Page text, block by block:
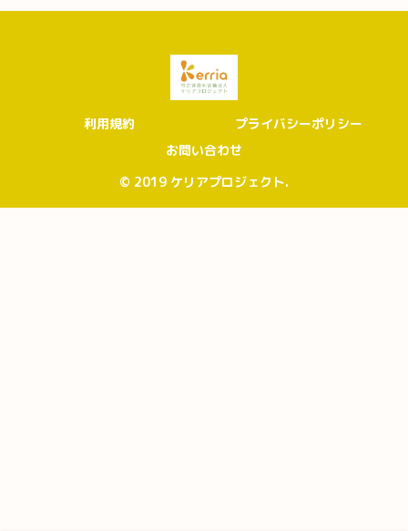
利用規約
プライバシーポリシー
お問い合わせ
© 2019 ケリアプロジェクト.